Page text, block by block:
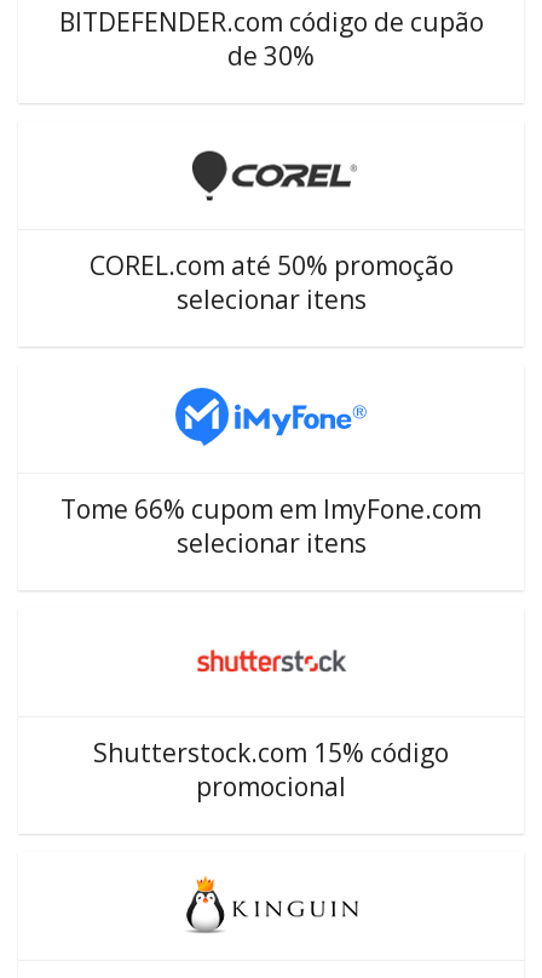
BITDEFENDER.com código de cupão
de 30%
COREL.com até 50% promoção
selecionar itens
Tome 66% cupom em ImyFone.com
selecionar itens
Shutterstock.com 15% código
promocional